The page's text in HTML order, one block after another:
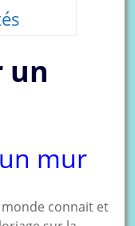
un
mur
connait et